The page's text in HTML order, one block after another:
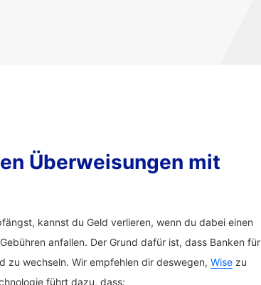
Überweisungen mit
kannst du Geld verlieren, wenn du dabei einen
anfallen. Der Grund dafür ist, dass Banken für
zu wechseln. Wir empfehlen dir deswegen, Wise zu
führt dazu, dass: